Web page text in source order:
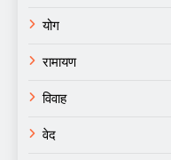
योग
रामायण
विवाह
वेद